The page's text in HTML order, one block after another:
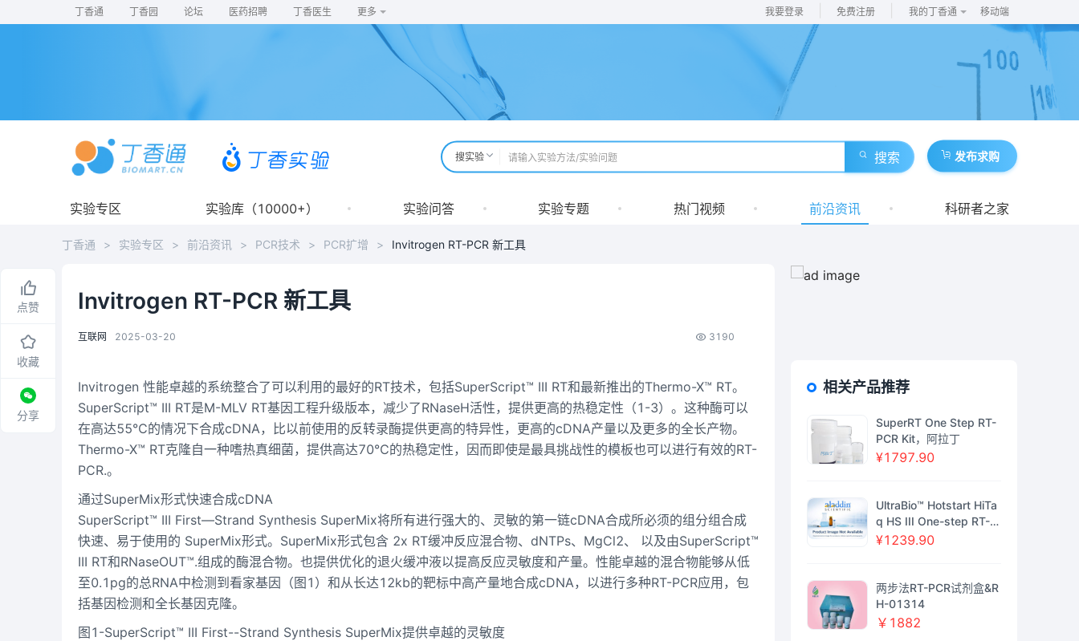
丁香通 丁香园 论坛 医药招聘 丁香医生 更多 我要登录 免费注册 我的丁香通 移动端
搜实验 搜索 发布求购
实验专区 实验库（10000+） 实验问答 实验专题 热门视频 前沿资讯 科研者之家
丁香通 > 实验专区 > 前沿资讯 > PCR技术 > PCR扩增 > Invitrogen RT-PCR 新工具
点赞
收藏
分享
Invitrogen RT-PCR 新工具
互联网 2025-03-20 3190
Invitrogen 性能卓越的系统整合了可以利用的最好的RT技术，包括SuperScript™ III RT和最新推出的Thermo-X™ RT。
SuperScript™ III RT是M-MLV RT基因工程升级版本，减少了RNaseH活性，提供更高的热稳定性（1-3）。这种酶可以
在高达55℃的情况下合成cDNA，比以前使用的反转录酶提供更高的特异性，更高的cDNA产量以及更多的全长产物。
Thermo-X™ RT克隆自一种嗜热真细菌，提供高达70℃的热稳定性，因而即使是最具挑战性的模板也可以进行有效的RT-
PCR.。
通过SuperMix形式快速合成cDNA
SuperScript™ III First—Strand Synthesis SuperMix将所有进行强大的、灵敏的第一链cDNA合成所必须的组分组合成
快速、易于使用的 SuperMix形式。SuperMix形式包含 2x RT缓冲反应混合物、dNTPs、MgCl2、 以及由SuperScript™
III RT和RNaseOUT™.组成的酶混合物。也提供优化的退火缓冲液以提高反应灵敏度和产量。性能卓越的混合物能够从低
至0.1pg的总RNA中检测到看家基因（图1）和从长达12kb的靶标中高产量地合成cDNA，以进行多种RT-PCR应用，包
括基因检测和全长基因克隆。
图1-SuperScript™ III First--Strand Synthesis SuperMix提供卓越的灵敏度
相关产品推荐
SuperRT One Step RT-
PCR Kit，阿拉丁
¥1797.90
UltraBio™ Hotstart HiTa
q HS III One-step RT-P
CR Mix，BioReagent,无
A and RNA application
s，阿拉丁
¥1239.90
两步法RT-PCR试剂盒&R
H-01314
￥1882